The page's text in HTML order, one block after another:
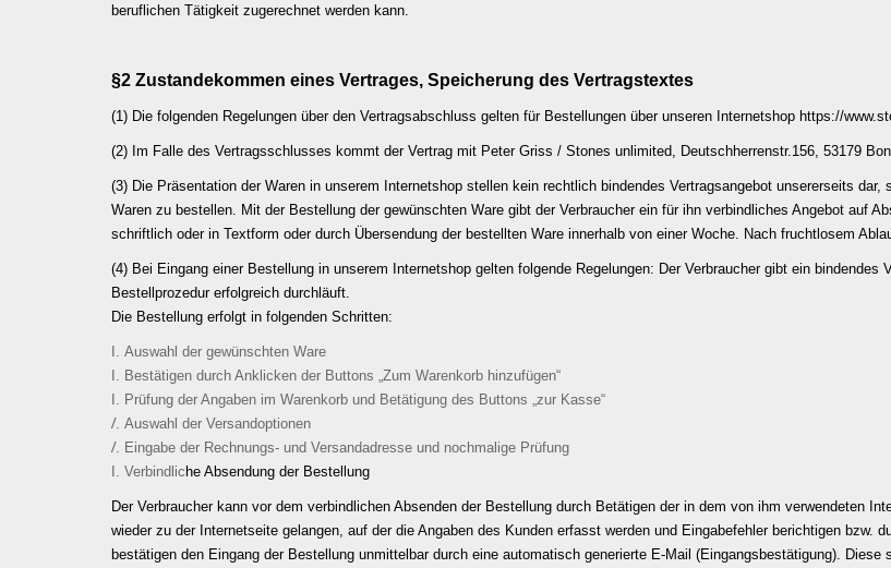
beruflichen Tätigkeit zugerechnet werden kann.
§2 Zustandekommen eines Vertrages, Speicherung des Vertragstextes
(1) Die folgenden Regelungen über den Vertragsabschluss gelten für Bestellungen über unseren Internetshop https://
(2) Im Falle des Vertragsschlusses kommt der Vertrag mit Peter Griss / Stones unlimited, Deutschherrenstr.156, 53179
(3) Die Präsentation der Waren in unserem Internetshop stellen kein rechtlich bindendes Vertragsangebot unsererseits dar,
Waren zu bestellen. Mit der Bestellung der gewünschten Ware gibt der Verbraucher ein für ihn verbindliches Angebot auf
schriftlich oder in Textform oder durch Übersendung der bestellten Ware innerhalb von einer Woche. Nach fruchtlosem
(4) Bei Eingang einer Bestellung in unserem Internetshop gelten folgende Regelungen: Der Verbraucher gibt ein
Bestellprozedur erfolgreich durchläuft.
Die Bestellung erfolgt in folgenden Schritten:
Auswahl der gewünschten Ware
Bestätigen durch Anklicken der Buttons „Zum Warenkorb hinzufügen“
Prüfung der Angaben im Warenkorb und Betätigung des Buttons „zur Kasse“
Auswahl der Versandoptionen
Eingabe der Rechnungs- und Versandadresse und nochmalige Prüfung
Verbindlic he Absendung der Bestellung
Der Verbraucher kann vor dem verbindlichen Absenden der Bestellung durch Betätigen der in dem von ihm verwendeten
wieder zu der Internetseite gelangen, auf der die Angaben des Kunden erfasst werden und Eingabefehler berichtigen bzw.
bestätigen den Eingang der Bestellung unmittelbar durch eine automatisch generierte E-Mail (Eingangsbestätigung).